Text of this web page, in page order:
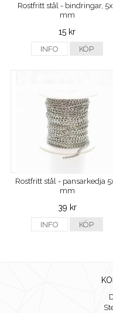
Rostfritt stål - bindringar,
mm
15 kr
INFO KÖP
Rostfritt stål - pansarkedja
mm
39 kr
INFO KÖP